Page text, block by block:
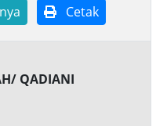
Cetak
QADIANI